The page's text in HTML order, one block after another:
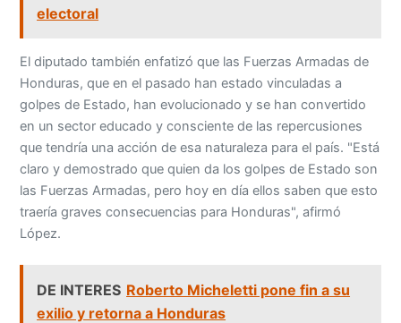
electoral
El diputado también enfatizó que las Fuerzas Armadas de
Honduras, que en el pasado han estado vinculadas a
golpes de Estado, han evolucionado y se han convertido
en un sector educado y consciente de las repercusiones
que tendría una acción de esa naturaleza para el país. "Está
claro y demostrado que quien da los golpes de Estado son
las Fuerzas Armadas, pero hoy en día ellos saben que esto
traería graves consecuencias para Honduras", afirmó
López.
DE INTERES Roberto Micheletti pone fin a su
exilio y retorna a Honduras